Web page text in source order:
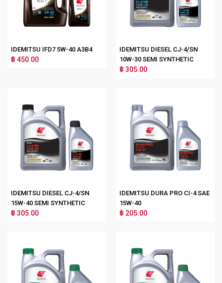
IDEMITSU IFD7 5W-40 A3B4
฿ 450.00
IDEMITSU DIESEL CJ-4/SN
10W-30 SEMI SYNTHETIC
฿ 305.00
IDEMITSU DIESEL CJ-4/SN
15W-40 SEMI SYNTHETIC
฿ 305.00
IDEMITSU DURA PRO CI-4 SAE
15W-40
฿ 205.00